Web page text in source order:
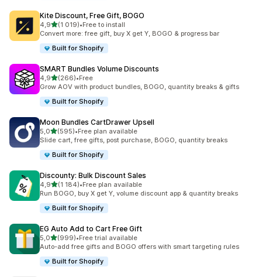
Kite Discount, Free Gift, BOGO
4,9/ 5 tähteä
(1 019)
1019 arvostelua yhteensä
•Free to install
Convert more: free gift, buy X get Y, BOGO & progress bar
Built for Shopify
SMART Bundles Volume Discounts
4,9/ 5 tähteä
(266)
266 arvostelua yhteensä
•Free
Grow AOV with product bundles, BOGO, quantity breaks & gifts
Built for Shopify
Moon Bundles CartDrawer Upsell
5,0/ 5 tähteä
(595)
595 arvostelua yhteensä
•Free plan available
Slide cart, free gifts, post purchase, BOGO, quantity breaks
Built for Shopify
Discounty: Bulk Discount Sales
4,9/ 5 tähteä
(1 184)
1184 arvostelua yhteensä
•Free plan available
Run BOGO, buy X get Y, volume discount app & quantity breaks
Built for Shopify
EG Auto Add to Cart Free Gift
5,0/ 5 tähteä
(999)
999 arvostelua yhteensä
•Free trial available
Auto-add free gifts and BOGO offers with smart targeting rules
Built for Shopify